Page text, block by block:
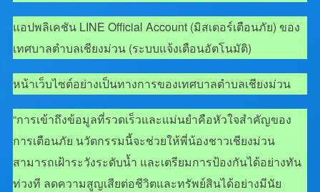
แอปพลิเคชัน LINE Official Account (มิสเตอร์เตือนภัย) ของ
เทศบาลตำบลเชียงม่วน (ระบบแจ้งเตือนอัตโนมัติ)
หน้าเว็บไซต์อย่างเป็นทางการของเทศบาลตำบลเชียงม่วน
“การเข้าถึงข้อมูลที่รวดเร็วและแม่นยำคือหัวใจสำคัญของ
การเตือนภัย นวัตกรรมนี้จะช่วยให้พี่น้องชาวเชียงม่วน
สามารถเฝ้าระวังระดับน้ำ และเตรียมการป้องกันได้อย่างทัน
ท่วงที ลดความสูญเสียต่อชีวิตและทรัพย์สินได้อย่างมีนัย